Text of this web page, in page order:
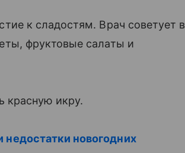
к сладостям. Врач советует в
фруктовые салаты и
красную икру.
новогодних